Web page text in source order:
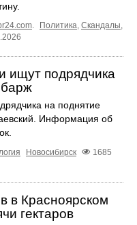
. Политика, Скандалы,
ищут подрядчика
на поднятие
Информация об
Новосибирск
1685
в Красноярском
гектаров